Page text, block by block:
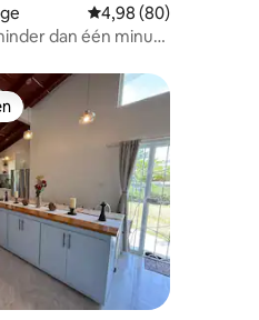
Gemiddelde
4,98 (80)
dan één minuut